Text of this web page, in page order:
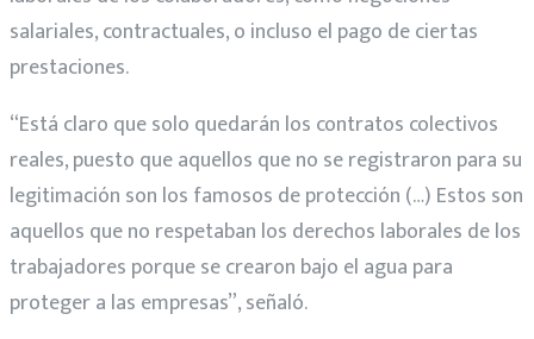
salariales, contractuales, o incluso el pago de ciertas
prestaciones.
“Está claro que solo quedarán los contratos colectivos
reales, puesto que aquellos que no se registraron para su
legitimación son los famosos de protección (…) Estos son
aquellos que no respetaban los derechos laborales de los
trabajadores porque se crearon bajo el agua para
proteger a las empresas”, señaló.